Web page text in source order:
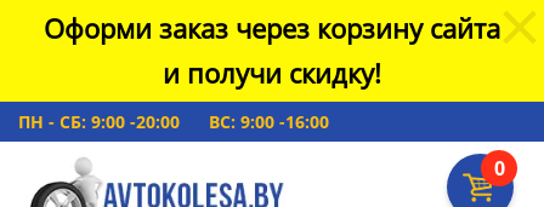
Оформи заказ через корзину сайта
и получи скидку!
ПН - СБ: 9:00 -20:00 ВС: 9:00 -16:00
0